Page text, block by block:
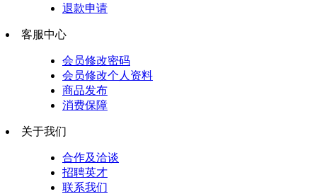
退款申请
客服中心
会员修改密码
会员修改个人资料
商品发布
消费保障
关于我们
合作及洽谈
招聘英才
联系我们